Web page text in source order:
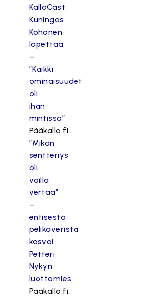
KalloCast:
Kuningas
Kohonen
lopettaa
–
”Kaikki
ominaisuudet
oli
ihan
mintissä”
Pääkallo.fi:
”Mikan
sentteriys
oli
vailla
vertaa”
–
entisestä
pelikaverista
kasvoi
Petteri
Nykyn
luottomies
Pääkallo.fi: